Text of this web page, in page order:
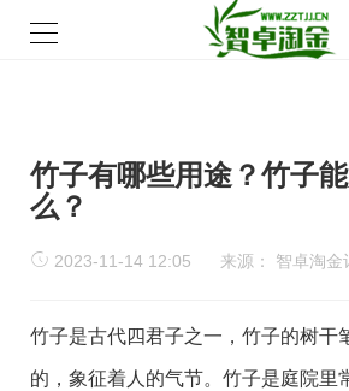
竹子有哪些用途？竹子
么？
2023-11-14 12:05 来源： 智卓淘金
竹子是古代四君子之一，竹子的树干
的，象征着人的气节。竹子是庭院里